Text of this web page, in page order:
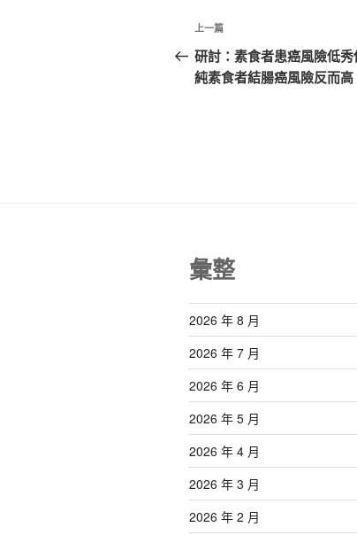
文
章
導
上
一
篇
上一篇
研討：素食者患癌風險低
純素食者結腸癌風險反而高
彙整
2026 年 8 月
2026 年 7 月
2026 年 6 月
2026 年 5 月
2026 年 4 月
2026 年 3 月
2026 年 2 月